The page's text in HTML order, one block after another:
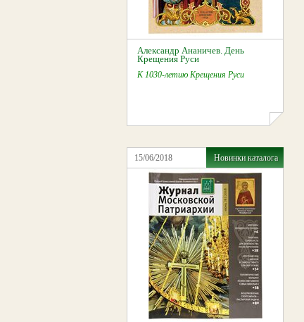
Александр Ананичев. День
Крещения Руси
К 1030-летию Крещения Руси
15/06/2018 Новинки каталога